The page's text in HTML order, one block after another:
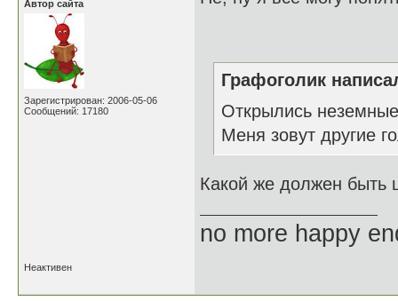
Автор сайта
Зарегистрирован: 2006-05-06
Сообщений: 17180
Графоголик
Открылись
Меня зовут другие
Какой же должен быть
no more happy
Неактивен